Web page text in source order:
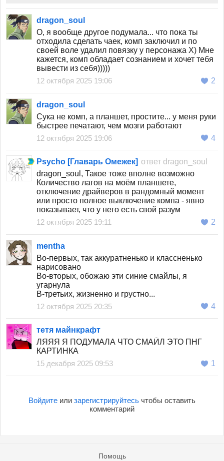
dragon_soul
О, я вообще другое подумала... что пока ты
отходила сделать чаек, комп заключил и по
своей воле удалил повязку у персонажа X) Мне
кажется, комп обладает сознанием и хочет тебя
вывести из себя)))))
12 октября 2025 19:06
2
dragon_soul
Сука не комп, а планшет, простите... у меня руки
быстрее печатают, чем мозги работают
12 октября 2025 19:06
4
Psycho [Главарь Омежек] ответ dragon_soul
dragon_soul, Такое тоже вполне возможно
Количество лагов на моём планшете,
отключение драйверов в рандомный момент
или просто полное выключение компа - явно
показывает, что у него есть свой разум
12 октября 2025 19:11
2
mentha
Во-первых, так аккуратненько и классненько
нарисовано
Во-вторых, обожаю эти синие смайлы, я
угарнула
В-третьих, жизненно и грустно...
12 октября 2025 20:35
4
тетя майнкрафт
ЛЯЯЯ Я ПОДУМАЛА ЧТО СМАЙЛ ЭТО ПНГ
КАРТИНКА
15 декабря 2025 09:53
1
Войдитеили зарегистрируйтесьчтобы оставить
комментарий
Помощь